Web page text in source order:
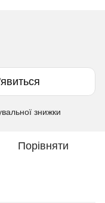
знижки
Порівняти